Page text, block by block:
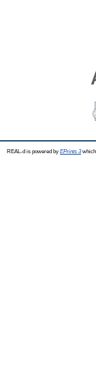
REAL-d is powered by EPrints 3which